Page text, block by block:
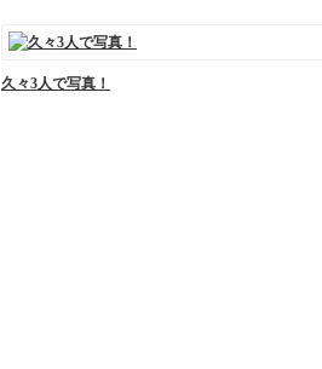
久々3人で写真！